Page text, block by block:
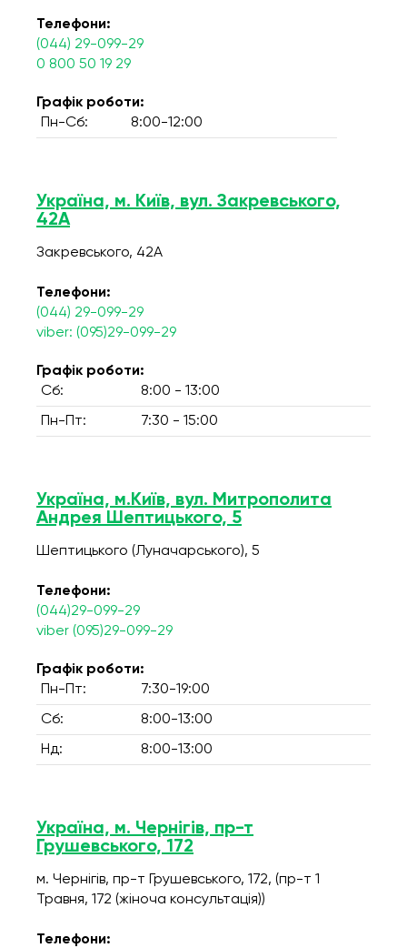
Телефони:
(044) 29-099-29
0 800 50 19 29
Графік роботи:
Пн-Сб:
8:00-12:00
Україна, м. Київ, вул. Закревського,
42А
Закревського, 42А
Телефони:
(044) 29-099-29
viber: (095)29-099-29
Графік роботи:
Сб:
8:00 - 13:00
Пн-Пт: 7:30 - 15:00
Україна, м.Київ, вул. Митрополита
Андрея Шептицького, 5
Шептицького (Луначарського), 5
Телефони:
(044)29-099-29
viber (095)29-099-29
Графік роботи:
Пн-Пт:
7:30-19:00
Сб: 8:00-13:00
Нд: 8:00-13:00
Україна, м. Чернігів, пр-т
Грушевського, 172
м. Чернігів, пр-т Грушевського, 172, (пр-т 1
Травня, 172 (жіноча консультація))
Телефони: